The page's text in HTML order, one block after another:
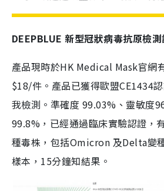
DEEPBLUE 新型冠狀病毒抗原檢
產品現時於HK Medical Mask官網
$18/件。產品已獲得歐盟CE1434
我檢測。準確度 99.03%、靈敏度
99.8%，已經通過臨床實驗認證，
種毒株，包括Omicron 及Delta變
樣本，15分鐘知結果。